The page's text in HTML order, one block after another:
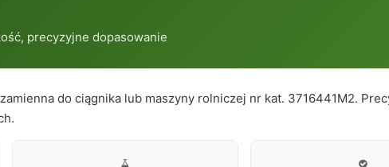
precyzyjne dopasowanie
do ciągnika lub maszyny rolniczej nr kat. 3716441M2.
 